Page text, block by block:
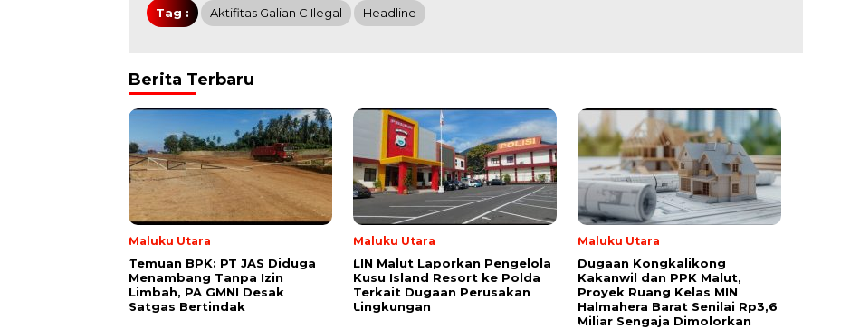
Tag : Aktifitas Galian C Ilegal Headline
Berita Terbaru
Maluku Utara
Temuan BPK: PT JAS Diduga
Menambang Tanpa Izin
Limbah, PA GMNI Desak
Satgas Bertindak
Maluku Utara
LIN Malut Laporkan Pengelola
Kusu Island Resort ke Polda
Terkait Dugaan Perusakan
Lingkungan
Maluku Utara
Dugaan Kongkalikong
Kakanwil dan PPK Malut,
Proyek Ruang Kelas MIN
Halmahera Barat Senilai Rp3,6
Miliar Sengaja Dimolorkan